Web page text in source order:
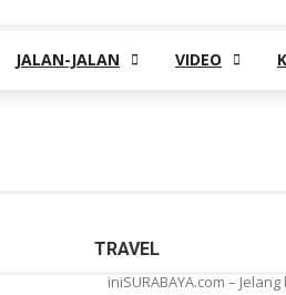
JALAN-JALAN VIDEO
iniSURABAYA.com –
TRAVEL